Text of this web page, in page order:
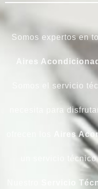
Somos expertos en
Aires
Somos el servicio
necesita para
Aires
un servicio
Servicio